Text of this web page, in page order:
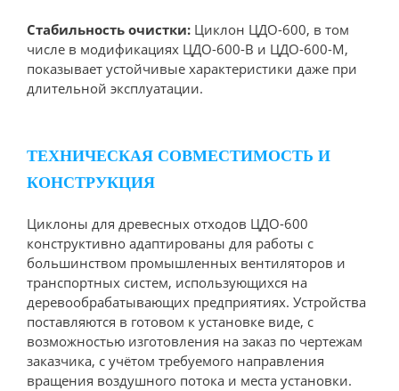
Стабильность очистки: Циклон ЦДО-600, в том
числе в модификациях ЦДО-600-В и ЦДО-600-М,
показывает устойчивые характеристики даже при
длительной эксплуатации.
ТЕХНИЧЕСКАЯ СОВМЕСТИМОСТЬ И
КОНСТРУКЦИЯ
Циклоны для древесных отходов ЦДО-600
конструктивно адаптированы для работы с
большинством промышленных вентиляторов и
транспортных систем, использующихся на
деревообрабатывающих предприятиях. Устройства
поставляются в готовом к установке виде, с
возможностью изготовления на заказ по чертежам
заказчика, с учётом требуемого направления
вращения воздушного потока и места установки.